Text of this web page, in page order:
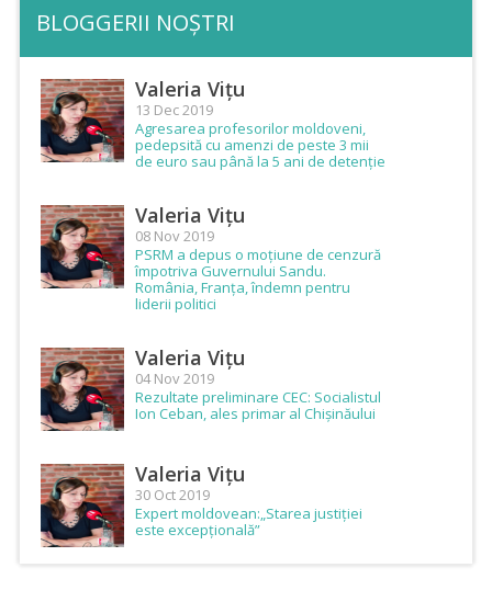
BLOGGERII NOȘTRI
Valeria Vițu
13 Dec 2019
Agresarea profesorilor moldoveni,
pedepsită cu amenzi de peste 3 mii
de euro sau până la 5 ani de detenție
Valeria Vițu
08 Nov 2019
PSRM a depus o moțiune de cenzură
împotriva Guvernului Sandu.
România, Franța, îndemn pentru
liderii politici
Valeria Vițu
04 Nov 2019
Rezultate preliminare CEC: Socialistul
Ion Ceban, ales primar al Chișinăului
Valeria Vițu
30 Oct 2019
Expert moldovean:„Starea justiției
este excepțională”